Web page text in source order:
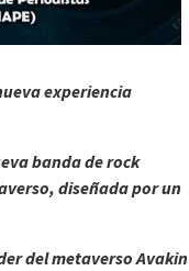
experiencia
banda de rock
diseñada por un
del metaverso Avakin